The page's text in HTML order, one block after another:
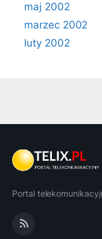
maj 2002
marzec 2002
luty 2002
Portal